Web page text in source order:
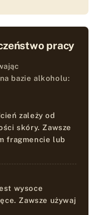
pracy
bazie alkoholu:
zależy od
skóry. Zawsze
fragmencie lub
wysoce
Zawsze używaj